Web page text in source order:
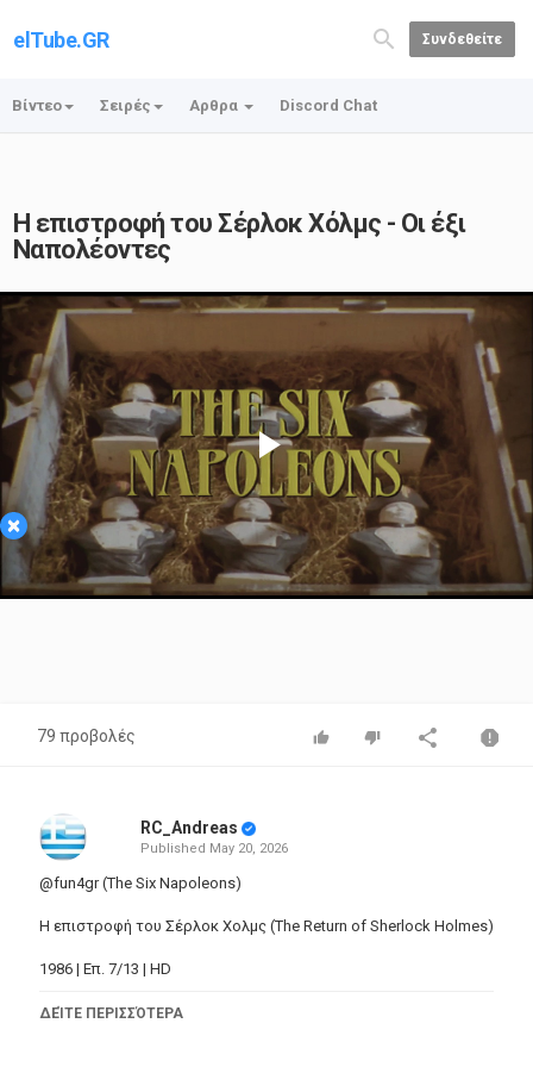
elTube.GR Συνδεθείτε
Βίντεο Σειρές Αρθρα Discord Chat
Η επιστροφή του Σέρλοκ Χόλμς - Οι έξι
Ναπολέοντες
×
Play
Video
79 προβολές
RC_Andreas
Published May 20, 2026
@fun4gr (The Six Napoleons)
Η επιστροφή του Σέρλοκ Χολμς (The Return of Sherlock Holmes)
1986 | Επ. 7/13 | HD
Ο επιθεωρητής Λεστράντ της Σκότλαντ Γιαρντ έρχεται να
ΔΕΊΤΕ ΠΕΡΙΣΣΌΤΕΡΑ